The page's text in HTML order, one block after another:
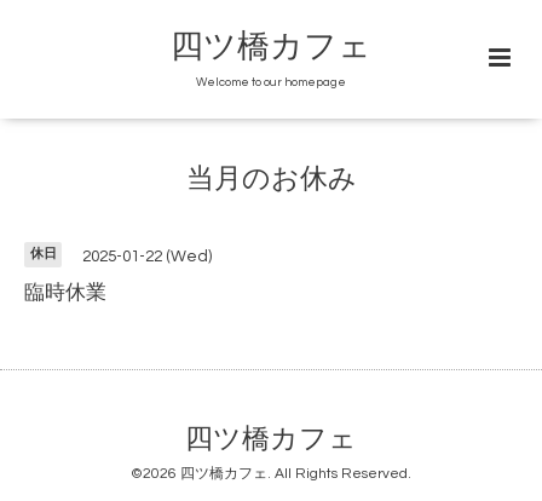
四ツ橋カフェ
Welcome to our homepage
当月のお休み
休日 2025-01-22 (Wed)
臨時休業
四ツ橋カフェ
©2026 四ツ橋カフェ. All Rights Reserved.